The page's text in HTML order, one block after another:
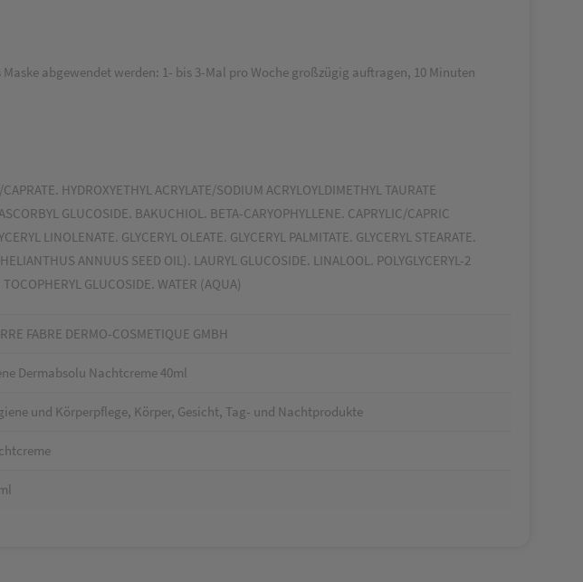
abgewendet werden: 1- bis 3-Mal pro Woche großzügig auftragen, 10 Minuten
HYDROXYETHYL ACRYLATE/SODIUM ACRYLOYLDIMETHYL TAURATE
GLUCOSIDE. BAKUCHIOL. BETA-CARYOPHYLLENE. CAPRYLIC/CAPRIC
LINOLENATE. GLYCERYL OLEATE. GLYCERYL PALMITATE. GLYCERYL STEARATE.
ANNUUS SEED OIL). LAURYL GLUCOSIDE. LINALOOL. POLYGLYCERYL-2
GLUCOSIDE. WATER (AQUA)
FABRE DERMO-COSMETIQUE GMBH
Dermabsolu Nachtcreme 40ml
und Körperpflege, Körper, Gesicht, Tag- und Nachtprodukte